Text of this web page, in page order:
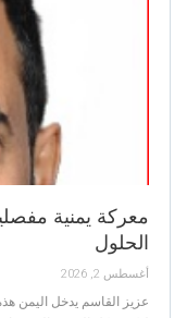
معركة يمنية
الحلول
أغسطس 2, 2026
عزيز القاسم يدخل اليمن